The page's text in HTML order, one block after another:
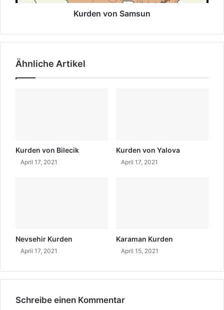
n
n
m
s
n
Kurden von Samsun
Ähnliche Artikel
Kurden von Bilecik
April 17, 2021
Kurden von Yalova
April 17, 2021
Nevsehir Kurden
April 17, 2021
Karaman Kurden
April 15, 2021
Schreibe einen Kommentar